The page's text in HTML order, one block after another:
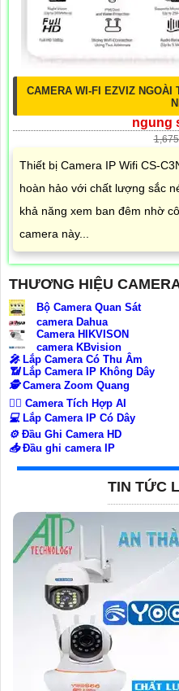
CAMERA WI-FI EZVIZ NGOÀI
ngung
Thiết bị Camera IP Wifi CS-
hoàn hảo với chất lượng sắc
khả năng xem ban đêm nhờ
camera này...
THƯƠNG HIỆU
Bộ Camera Quan Sát
camera Dahua
Camera HIKVISON
camera KBvision
️🎤️ Lắp Camera Có Thu Âm
📶Lắp Camera IP Không Dây
🕵️Camera Zoom Quang
🧛‍♀️ Camera Tích Hợp AI
💻Lắp Camera IP Có Dây
⚙️Đầu Ghi Camera HD
📥Đầu ghi camera IP
TIN TỨC